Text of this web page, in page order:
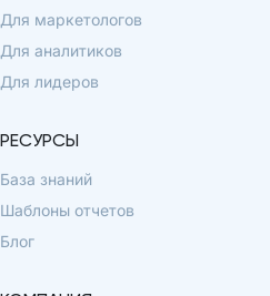
Для маркетологов
Для аналитиков
Для лидеров
РЕСУРСЫ
База знаний
Шаблоны отчетов
Блог